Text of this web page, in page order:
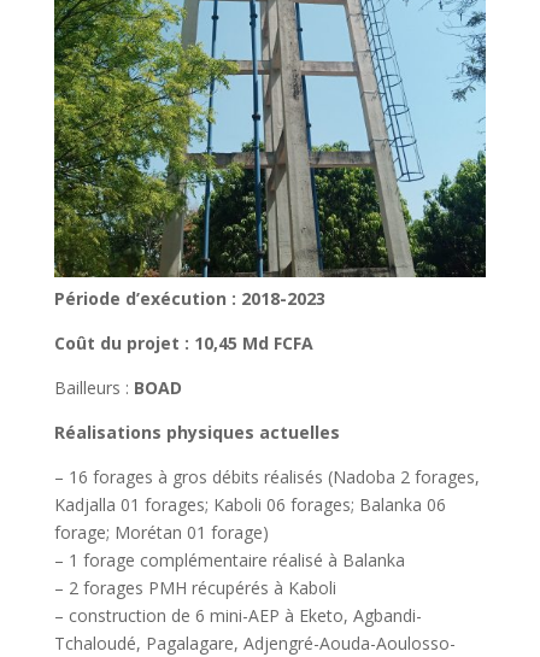
Période d’exécution : 2018-2023
Coût du projet : 10,45 Md FCFA
Bailleurs : BOAD
Réalisations physiques actuelles
– 16 forages à gros débits réalisés (Nadoba 2 forages,
Kadjalla 01 forages; Kaboli 06 forages; Balanka 06
forage; Morétan 01 forage)
– 1 forage complémentaire réalisé à Balanka
– 2 forages PMH récupérés à Kaboli
– construction de 6 mini-AEP à Eketo, Agbandi-
Tchaloudé, Pagalagare, Adjengré-Aouda-Aoulosso-